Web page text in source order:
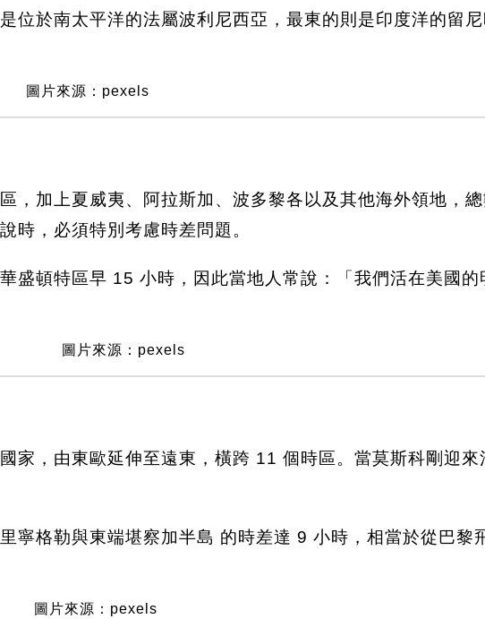
位於南太平洋的法屬波利尼西亞，最東的則是印度洋的留
圖片來源：pexels
，加上夏威夷、阿拉斯加、波多黎各以及其他海外領地，
時，必須特別考慮時差問題。
盛頓特區早 15 小時，因此當地人常說：「我們活在美國的
圖片來源：pexels
家，由東歐延伸至遠東，橫跨 11 個時區。當莫斯科剛迎
寧格勒與東端堪察加半島 的時差達 9 小時，相當於從巴黎
圖片來源：pexels